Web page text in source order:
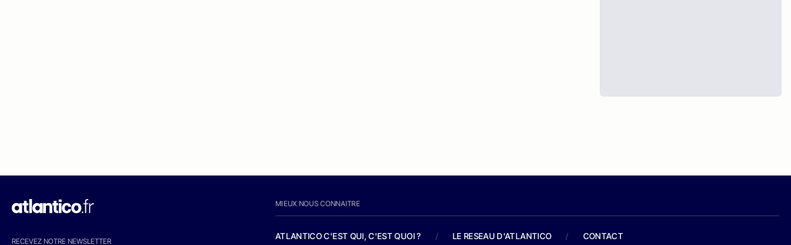
RECEVEZ NOTRE NEWSLETTER
MIEUX NOUS CONNAITRE
ATLANTICO C'EST QUI, C'EST QUOI ? / LE RESEAU D'ATLANTICO / CONTACT